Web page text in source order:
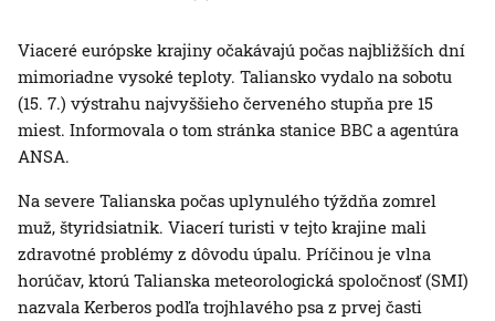
Viaceré európske krajiny očakávajú počas najbližších dní
mimoriadne vysoké teploty. Taliansko vydalo na sobotu
(15. 7.) výstrahu najvyššieho červeného stupňa pre 15
miest. Informovala o tom stránka stanice BBC a agentúra
ANSA.
Na severe Talianska počas uplynulého týždňa zomrel
muž, štyridsiatnik. Viacerí turisti v tejto krajine mali
zdravotné problémy z dôvodu úpalu. Príčinou je vlna
horúčav, ktorú Talianska meteorologická spoločnosť (SMI)
nazvala Kerberos podľa trojhlavého psa z prvej časti